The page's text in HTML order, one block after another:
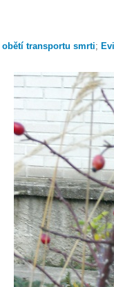
transportu smrti;